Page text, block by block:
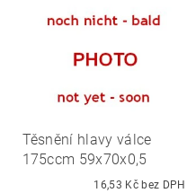
Těsnění hlavy válce
175ccm 59x70x0,5
16,53 Kč bez DPH